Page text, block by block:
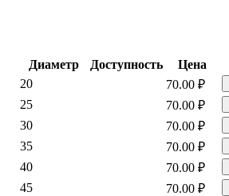
Диаметр Доступность
Цена
20 70.00 ₽
25 70.00 ₽
30 70.00 ₽
35 70.00 ₽
40 70.00 ₽
45 70.00 ₽